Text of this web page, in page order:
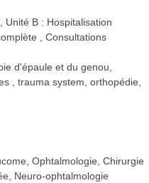
Unité B : Hospitalisation
Consultations
d'épaule et du genou,
, trauma system, orthopédie,
Ophtalmologie, Chirurgie
Neuro-ophtalmologie